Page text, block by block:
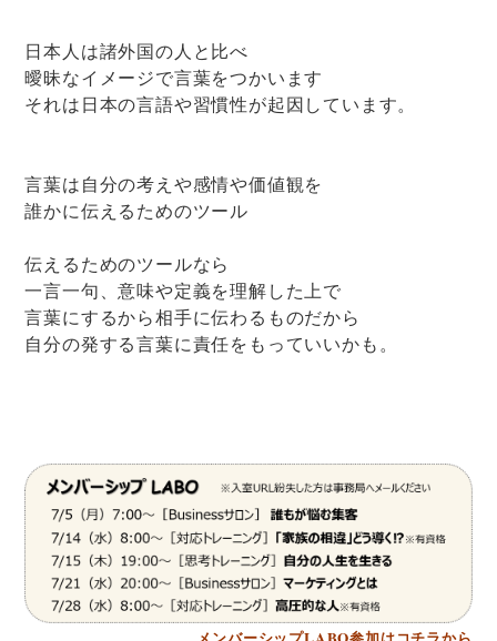
日本人は諸外国の人と比べ
曖昧なイメージで言葉をつかいます
それは日本の言語や習慣性が起因しています。
言葉は自分の考えや感情や価値観を
誰かに伝えるためのツール
伝えるためのツールなら
一言一句、意味や定義を理解した上で
言葉にするから相手に伝わるものだから
自分の発する言葉に責任をもっていいかも。